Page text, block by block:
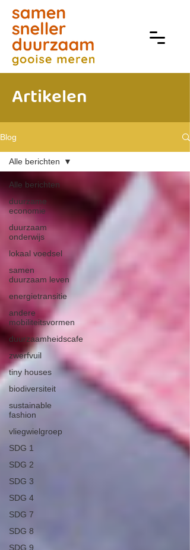
Artikelen
Blog
Alle berichten
duurzame
economie
duurzaam
onderwijs
lokaal voedsel
samen
duurzaam leven
energietransitie
andere
mobiliteitsvormen
duurzaamheidscafe
zwerfvuil
tiny houses
biodiversiteit
sustainable
fashion
vliegwielgroep
SDG 1
SDG 2
SDG 3
SDG 4
SDG 7
SDG 8
SDG 9
Alle berichten